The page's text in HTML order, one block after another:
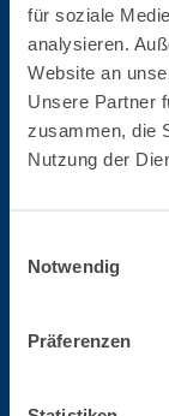
für soziale
analysieren.
Website an
Unsere Partner
zusammen, die
Nutzung der
Notwendig
Präferenzen
Fassa S.r.l.
via Lazzaris, 3
31027
Tel.
Fax